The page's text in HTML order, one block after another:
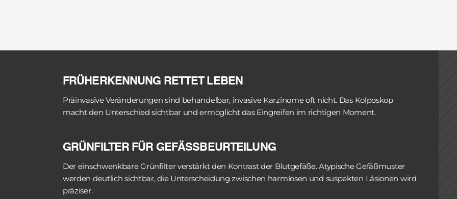
Epithel deutlich erkennbar.
Die dreidimensionale Darstellung durch das binokulare System ermöglicht die Beurteilung
Erhebungen. Flache Läsionen unterscheiden sich von exophytischen Tumoren, die Tiefe einer
FRÜHERKENNUNG RETTET LEBEN
Präinvasive Veränderungen sind behandelbar, invasive Karzinome oft nicht. Das Kolposkop
macht den Unterschied sichtbar und ermöglicht das Eingreifen im richtigen Moment.
GRÜNFILTER FÜR GEFÄSSBEURTEILUNG
Der einschwenkbare Grünfilter verstärkt den Kontrast der Blutgefäße. Atypische Gefäßmuster
werden deutlich sichtbar, die Unterscheidung zwischen harmlosen und suspekten Läsionen wird
präziser.